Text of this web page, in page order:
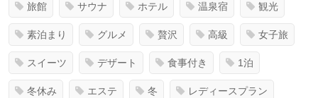
旅館 サウナ ホテル 温泉宿 観光
素泊まり グルメ 贅沢 高級 女子旅
スイーツ デザート 食事付き 1泊
冬休み エステ 冬 レディースプラン